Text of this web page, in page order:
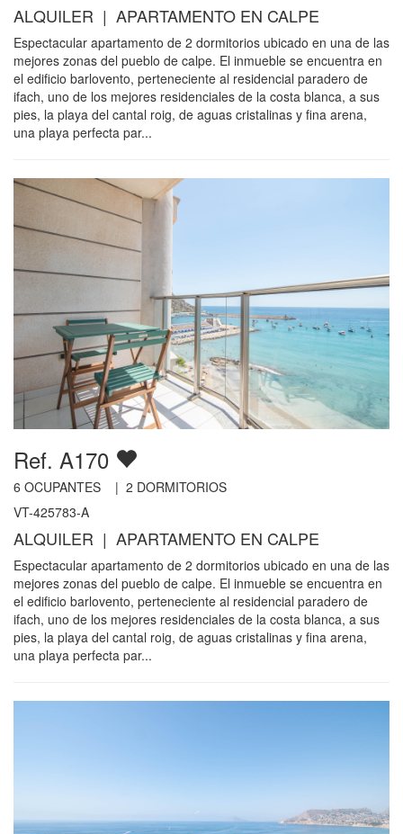
ALQUILER | APARTAMENTO EN CALPE
Espectacular apartamento de 2 dormitorios ubicado en una de las
mejores zonas del pueblo de calpe. El inmueble se encuentra en
el edificio barlovento, perteneciente al residencial paradero de
ifach, uno de los mejores residenciales de la costa blanca, a sus
pies, la playa del cantal roig, de aguas cristalinas y fina arena,
una playa perfecta par...
Ref. A170
6 OCUPANTES | 2 DORMITORIOS
VT-425783-A
ALQUILER | APARTAMENTO EN CALPE
Espectacular apartamento de 2 dormitorios ubicado en una de las
mejores zonas del pueblo de calpe. El inmueble se encuentra en
el edificio barlovento, perteneciente al residencial paradero de
ifach, uno de los mejores residenciales de la costa blanca, a sus
pies, la playa del cantal roig, de aguas cristalinas y fina arena,
una playa perfecta par...